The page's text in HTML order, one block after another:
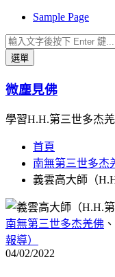
至
主
要
內
Sample Page
搜
尋
鍵
選單
微塵見佛
學習H.H.第三世多杰
首頁
南無第三世多杰
義雲高大師（
南無第三世多杰羌佛 、
報導）
04/02/2022